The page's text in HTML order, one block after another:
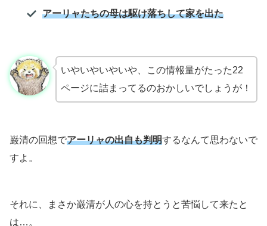
アーリャたちの母は駆け落ちして家を出た
いやいやいやいや、この情報量がたった22
ページに詰まってるのおかしいでしょうが！
巌清の回想でアーリャの出自も判明するなんて思わないで
すよ。
それに、まさか巌清が人の心を持とうと苦悩して来たと
は…。